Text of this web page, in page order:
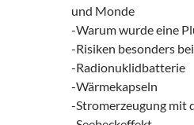
und Monde
-Warum wurde eine
-Risiken besonders
-Radionuklidbatterie
-Wärmekapseln
-Stromerzeugung mit